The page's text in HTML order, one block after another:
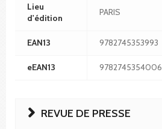
Lieu
d'édition
PARIS
EAN13 9782745353993
eEAN13 9782745354006
REVUE DE PRESSE